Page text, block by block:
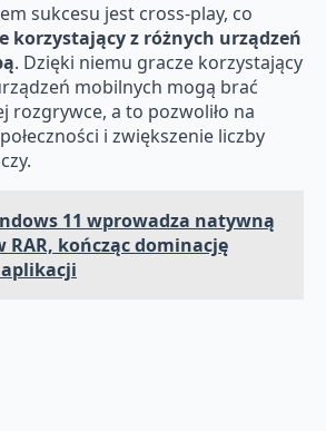
sukcesu jest cross-play, co
korzystający z różnych urządzeń
. Dzięki niemu gracze korzystający
mobilnych mogą brać
rozgrywce, a to pozwoliło na
i zwiększenie liczby
11 wprowadza natywną
RAR, kończąc dominację